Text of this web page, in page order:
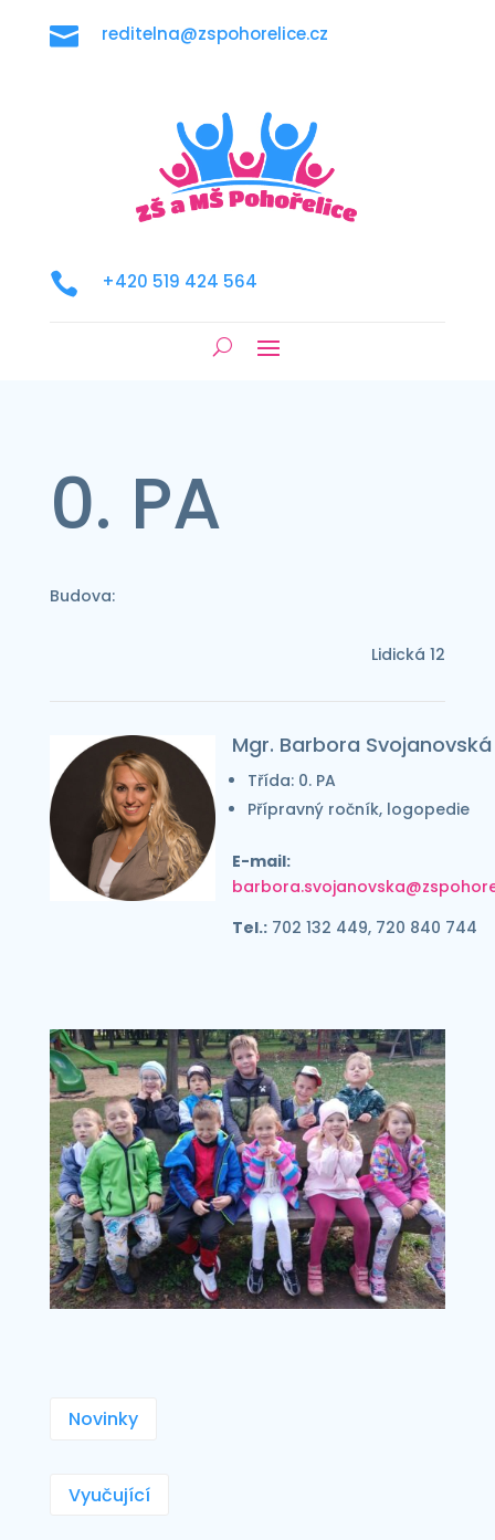
 reditelna@zspohorelice.cz
 +420 519 424 564
0. PA
Budova:
Lidická 12
Mgr. Barbora Svojanovská
Třída: 0. PA
Přípravný ročník, logopedie
E-mail:
Tel.: 702 132 449, 720 840 744
Novinky
Vyučující